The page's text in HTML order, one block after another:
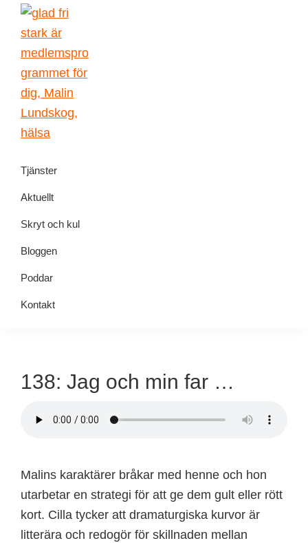
Skip
primary
navigation
Skip
main
content
Skip
primary
sidebar
Skip
footer
Lundskog
och
livsglädje
Tjänster
Aktuellt
Skryt och kul
Bloggen
Poddar
Kontakt
138: Jag och min far …
Malins karaktärer bråkar med henne och hon
utarbetar en strategi för att ge dem gult eller rött
kort. Cilla tycker att dramaturgiska kurvor är
litterära och redogör för skillnaden mellan